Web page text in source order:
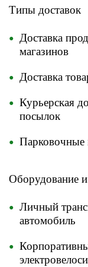
​Типы доставок
Доставка
магазинов
Доставка
Курьерская
посылок
Парковочные
Оборудование
Личный
автомобиль